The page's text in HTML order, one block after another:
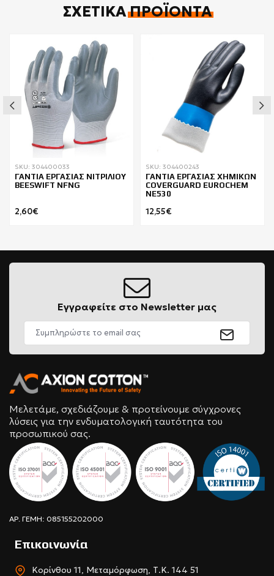
ΣΧΕΤΙΚΆΠΡΟΪΌΝΤΑ
SKU: 304400033
ΓΑΝΤΙΑ ΕΡΓΑΣΙΑΣ ΝΙΤΡΙΛΙΟΥ
BEESWIFT NFNG
2,60€
SKU: 304400243
ΓΑΝΤΙΑ ΕΡΓΑΣΙΑΣ ΧΗΜΙΚΩΝ
COVERGUARD EUROCHEM
NE530
12,55€
Εγγραφείτε στο Newsletter μας
Μελετάμε, σχεδιάζουμε & προτείνουμε σύγχρονες
λύσεις για την ενδυματολογική ταυτότητα του
προσωπικού σας.
ΑΡ. ΓΕΜΗ: 085155202000
Επικοινωνία
Κορίνθου 11, Μεταμόρφωση, Τ.Κ. 144 51